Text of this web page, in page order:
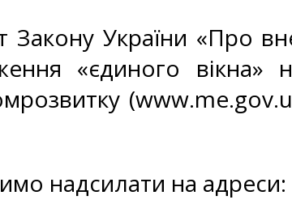
України «Про
«єдиного вікна»
надсилати на адреси: